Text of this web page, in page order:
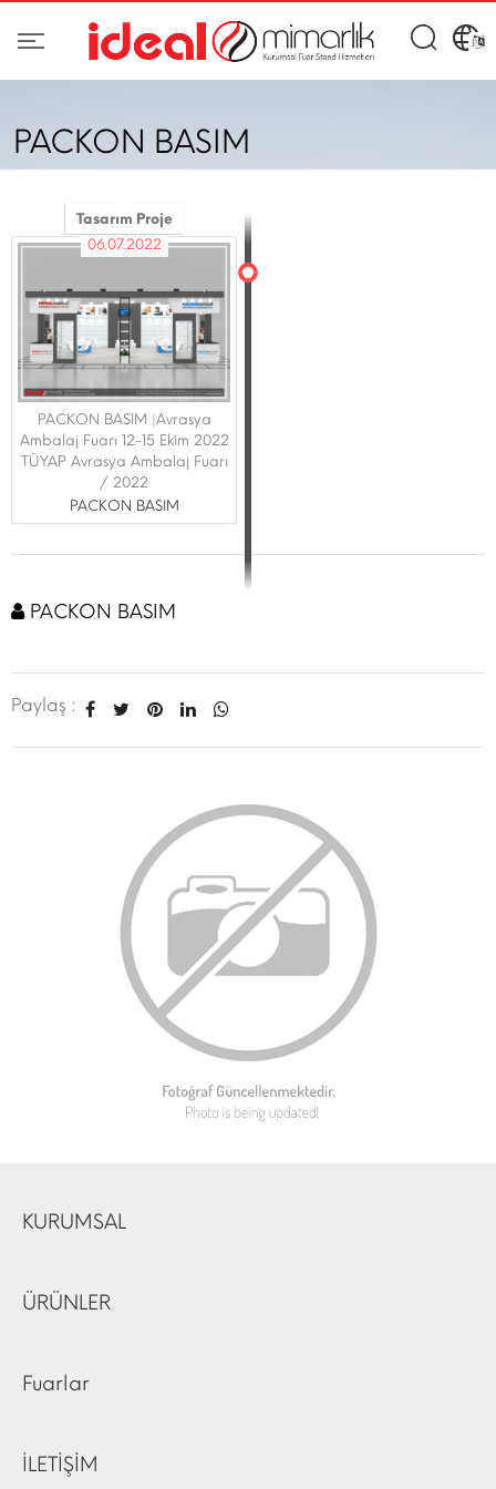
PACKON BASIM
Tasarım Proje
06.07.2022
PACKON BASIM |Avrasya
Ambalaj Fuarı 12-15 Ekim 2022
TÜYAP Avrasya Ambalaj Fuarı
/ 2022
PACKON BASIM
PACKON BASIM
Paylaş :
KURUMSAL
ÜRÜNLER
Fuarlar
İLETİŞİM